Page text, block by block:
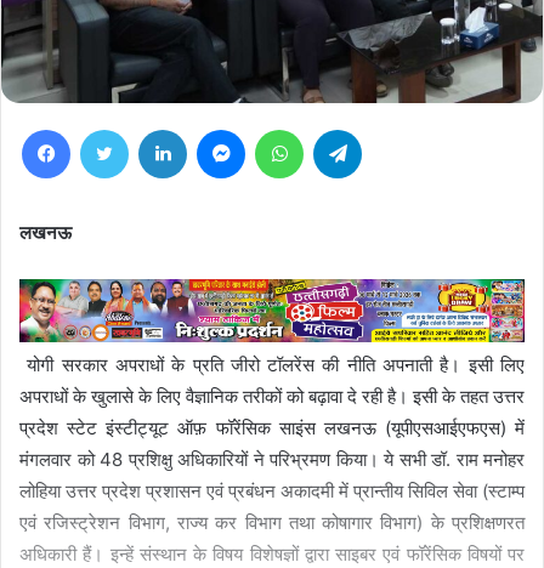
FacebookTwitter LinkedIn MessengerWhatsApp
लखनऊ
योगी सरकार अपराधों के प्रति जीरो टॉलरेंस की नीति अपनाती है। इसी लिए
अपराधों के खुलासे के लिए वैज्ञानिक तरीकों को बढ़ावा दे रही है। इसी के तहत उत्तर
प्रदेश स्टेट इंस्टीट्यूट ऑफ़ फॉरेंसिक साइंस लखनऊ (यूपीएसआईएफएस) में
मंगलवार को 48 प्रशिक्षु अधिकारियों ने परिभ्रमण किया। ये सभी डॉ. राम मनोहर
लोहिया उत्तर प्रदेश प्रशासन एवं प्रबंधन अकादमी में प्रान्तीय सिविल सेवा (स्टाम्प
एवं रजिस्ट्रेशन विभाग, राज्य कर विभाग तथा कोषागार विभाग) के प्रशिक्षणरत
अधिकारी हैं। इन्हें संस्थान के विषय विशेषज्ञों द्वारा साइबर एवं फॉरेंसिक विषयों पर